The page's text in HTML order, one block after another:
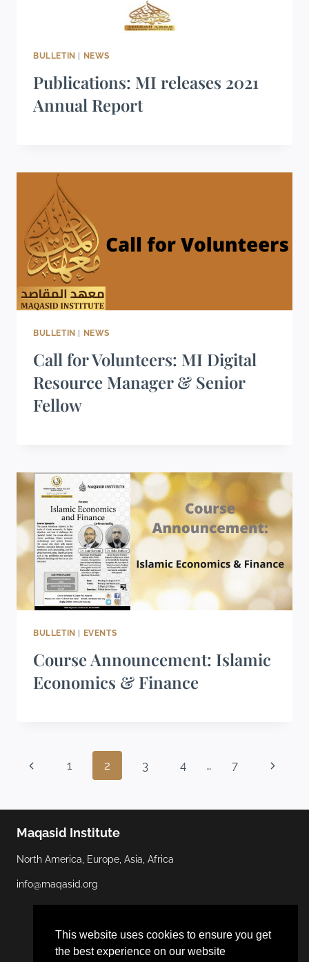
This website uses cookies to ensure you get
the best experience on our website
BULLETIN NEWS
Publications: MI releases 2021
Annual Report
BULLETIN NEWS
Call for Volunteers: MI Digital
Resource Manager & Senior
Fellow
BULLETIN EVENTS
Course Announcement: Islamic
Economics & Finance
1 2 3 4 … 7
Maqasid Institute
North America, Europe, Asia, Africa
info@maqasid.org